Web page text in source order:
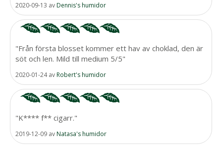
2020-09-13 avDennis's humidor
"Från första blosset kommer ett hav av choklad, den är
söt och len. Mild till medium 5/5"
2020-01-24avRobert's humidor
"K**** f** cigarr."
2019-12-09 avNatasa's humidor